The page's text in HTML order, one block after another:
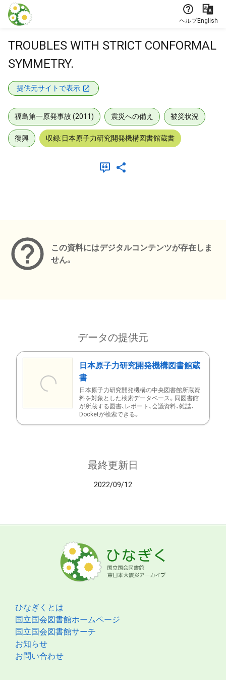
本文に飛ぶ
ヘルプEnglish
TROUBLES WITH STRICT CONFORMAL
SYMMETRY.
提供元サイトで表示
福島第一原発事故 (2011) 震災への備え 被災状況
復興 収録:日本原子力研究開発機構図書館蔵書
この資料にはデジタルコンテンツが存在しま
せん。
データの提供元
日本原子力研究開発機構図書館蔵
書
日本原子力研究開発機構の中央図書館所蔵資
料を対象とした検索データベース。同図書館
が所蔵する図書、レポート、会議資料、雑誌、
Docketが検索できる。
最終更新日
2022/09/12
ひなぎくとは
国立国会図書館ホームページ
国立国会図書館サーチ
お知らせ
お問い合わせ